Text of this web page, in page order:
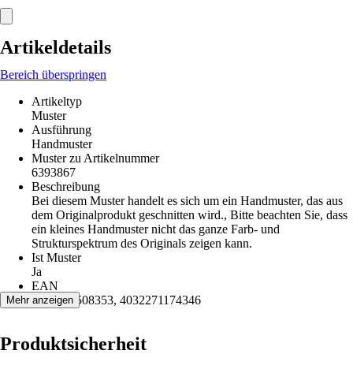
Artikeldetails
Bereich überspringen
Artikeltyp
Muster
Ausführung
Handmuster
Muster zu Artikelnummer
6393867
Beschreibung
Bei diesem Muster handelt es sich um ein Handmuster, das aus
dem Originalprodukt geschnitten wird., Bitte beachten Sie, dass
ein kleines Handmuster nicht das ganze Farb- und
Strukturspektrum des Originals zeigen kann.
Ist Muster
Ja
EAN
2007007508353, 4032271174346
Mehr anzeigen
Produktsicherheit